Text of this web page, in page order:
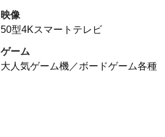
映像
50型4Kスマートテレビ
ゲーム
大人気ゲーム機／ボードゲーム各種